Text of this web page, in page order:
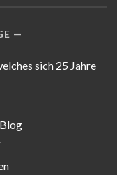
sich 25 Jahre